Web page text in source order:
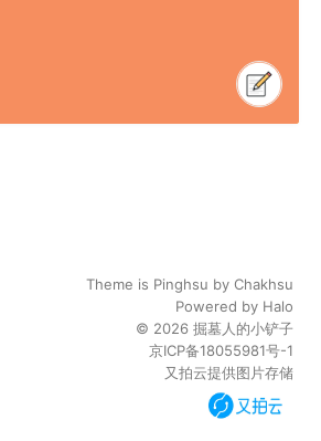
Theme is Pinghsu by Chakhsu
Powered by Halo
© 2026 掘墓人的小铲子
京ICP备18055981号-1
又拍云提供图片存储